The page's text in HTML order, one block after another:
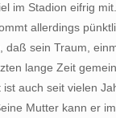
im Stadion eifrig
allerdings
daß sein Traum,
lange Zeit
ist auch seit vielen
Mutter kann er